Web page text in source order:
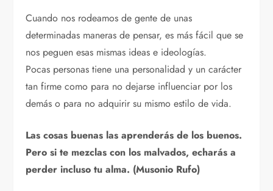
Cuando nos rodeamos de gente de unas
determinadas maneras de pensar, es más fácil que se
nos peguen esas mismas ideas e ideologías.
Pocas personas tiene una personalidad y un carácter
tan firme como para no dejarse influenciar por los
demás o para no adquirir su mismo estilo de vida.
Las cosas buenas las aprenderás de los buenos.
Pero si te mezclas con los malvados, echarás a
perder incluso tu alma. (Musonio Rufo)